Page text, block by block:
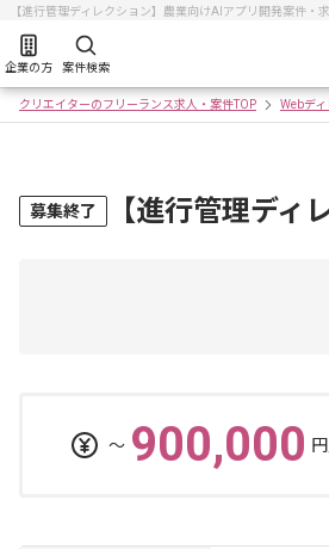
【進行管理ディレクション】農業向けAIアプリ開発案件
企業の方 案件検索
クリエイターのフリーランス求人・案件TOP Webデ
募集終了 【進行管理デ
〜 900,000